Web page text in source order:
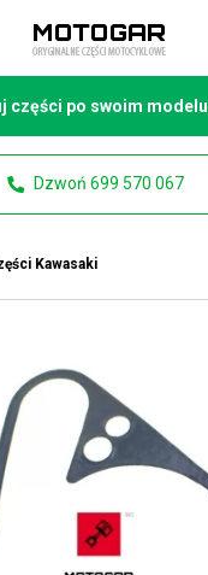
części po swoim modelu
Dzwoń 699 570 067
Kawasaki